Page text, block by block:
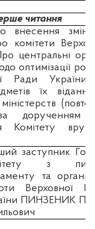
читання
внесення змін
комітети
центральні
оптимізації
Ради України
їх
дорученням
Комітету
заступник
з
та
Верховної
ПИНЗЕНИК